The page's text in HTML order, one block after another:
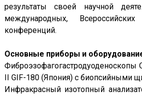
результаты своей научной
международных,
конференций.
Основные приборы и
Фиброэзофагогастродуоденоскопы
II GIF-180 (Япония) с биопсийными
Инфракрасный изотопный